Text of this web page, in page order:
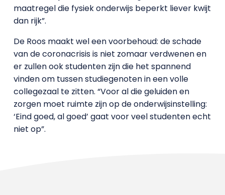
maatregel die fysiek onderwijs beperkt liever kwijt
dan rijk”.
De Roos maakt wel een voorbehoud: de schade
van de coronacrisis is niet zomaar verdwenen en
er zullen ook studenten zijn die het spannend
vinden om tussen studiegenoten in een volle
collegezaal te zitten. “Voor al die geluiden en
zorgen moet ruimte zijn op de onderwijsinstelling:
‘Eind goed, al goed’ gaat voor veel studenten echt
niet op”.